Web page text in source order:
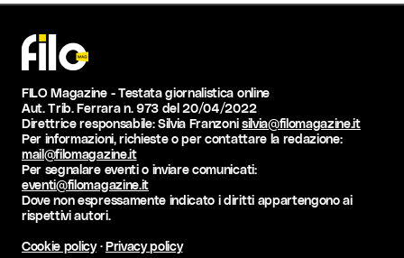
FILO Magazine - Testata giornalistica online
Aut. Trib. Ferrara n. 973 del 20/04/2022
Direttrice responsabile: Silvia Franzonisilvia@filomagazine.it
Per informazioni, richieste o per contattare la redazione:
mail@filomagazine.it
Per segnalare eventi o inviare comunicati:
eventi@filomagazine.it
Dove non espressamente indicato i diritti appartengono ai
rispettivi autori.
Cookie policy·Privacy policy